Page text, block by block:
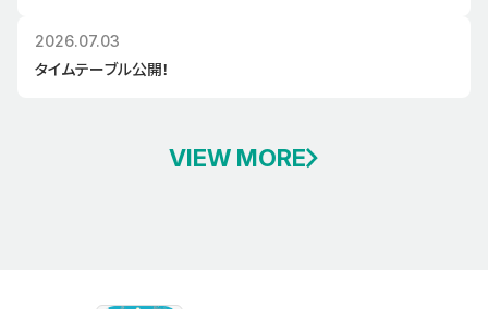
2026.07.03
タイムテーブル公開！
VIEW MORE